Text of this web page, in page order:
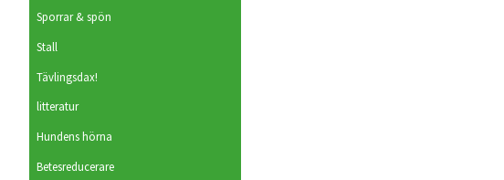
Sporrar & spön
Stall
Tävlingsdax!
litteratur
Hundens hörna
Betesreducerare